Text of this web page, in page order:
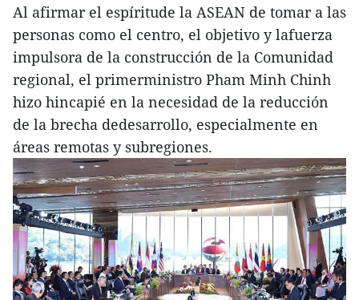
Al afirmar el espíritude la ASEAN de tomar a las
personas como el centro, el objetivo y lafuerza
impulsora de la construcción de la Comunidad
regional, el primerministro Pham Minh Chinh
hizo hincapié en la necesidad de la reducción
de la brecha dedesarrollo, especialmente en
áreas remotas y subregiones.